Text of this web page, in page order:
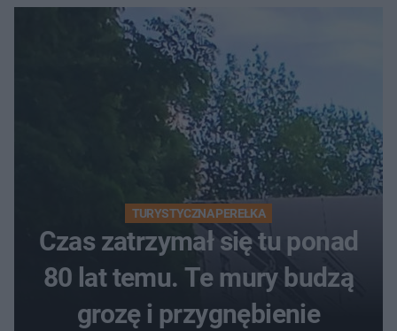
TURYSTYCZNA PEREŁKA
Czas zatrzymał się tu ponad
80 lat temu. Te mury budzą
grozę i przygnębienie